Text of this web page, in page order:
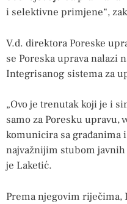
i selektivne primjene“,
V.d. direktora Poreske
se Poreska uprava nalazi
Integrisanog sistema za
„Ovo je trenutak koji je i
samo za Poresku upravu,
komunicira sa građanima
najvažnijim stubom
je Laketić.
Prema njegovim riječima,